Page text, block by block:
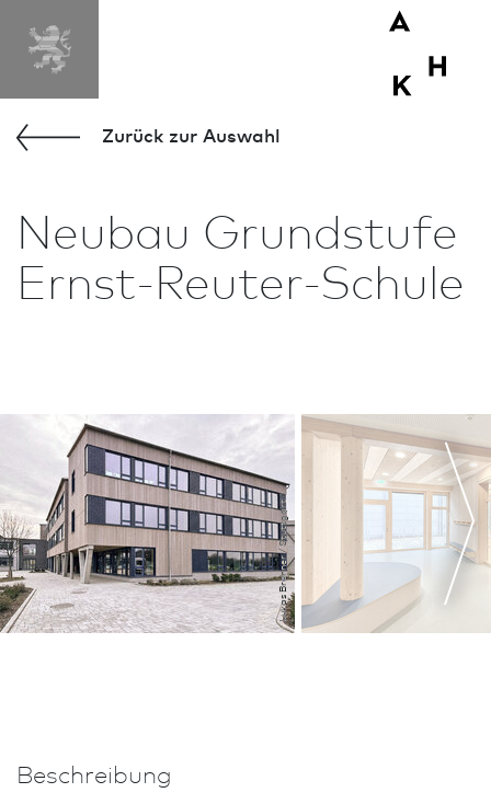
Zurück zur Aus­wahl
Neu­bau Grundstufe
Ernst-Reuter-Schule
Lukas Brenner / Stuttgart
Beschreibung